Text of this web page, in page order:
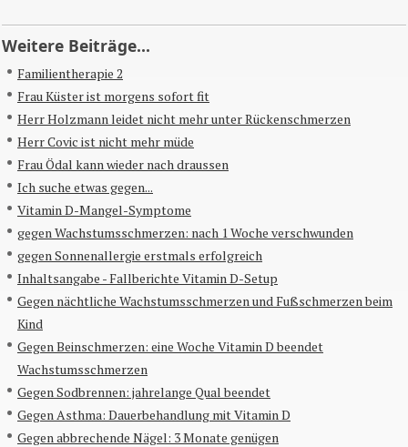
Weitere Beiträge...
Familientherapie 2
Frau Küster ist morgens sofort fit
Herr Holzmann leidet nicht mehr unter Rückenschmerzen
Herr Covic ist nicht mehr müde
Frau Ödal kann wieder nach draussen
Ich suche etwas gegen...
Vitamin D-Mangel-Symptome
gegen Wachstumsschmerzen: nach 1 Woche verschwunden
gegen Sonnenallergie erstmals erfolgreich
Inhaltsangabe - Fallberichte Vitamin D-Setup
Gegen nächtliche Wachstumsschmerzen und Fußschmerzen beim
Kind
Gegen Beinschmerzen: eine Woche Vitamin D beendet
Wachstumsschmerzen
Gegen Sodbrennen: jahrelange Qual beendet
Gegen Asthma: Dauerbehandlung mit Vitamin D
Gegen abbrechende Nägel: 3 Monate genügen